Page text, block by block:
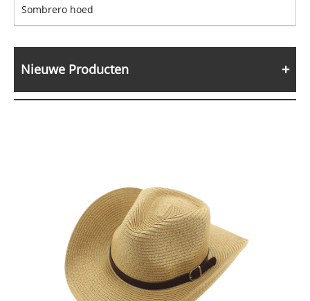
Sombrero hoed
Nieuwe Producten